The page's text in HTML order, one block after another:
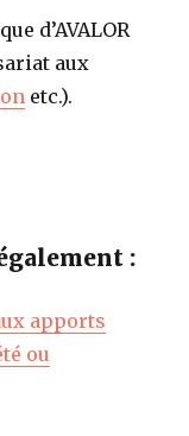
d’AVALOR
aux
etc.).
:
apports
ou